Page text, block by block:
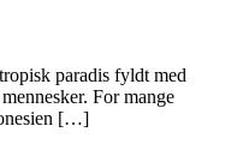
paradis fyldt med
For mange
[…]